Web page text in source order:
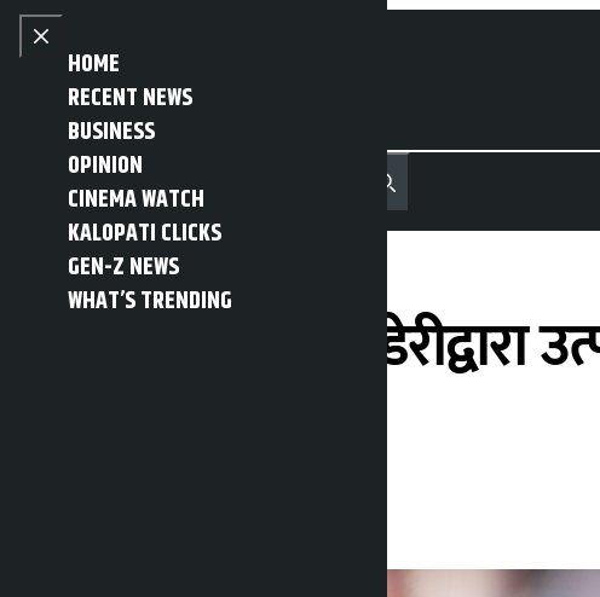
Skip to content
Close menu
HOME
RECENT NEWS
BUSINESS
OPINION
CINEMA WATCH
KALOPATI CLICKS
GEN-Z NEWS
WHAT’S TRENDING
Open main menu
MENU नेपाली Recent NewsTrending News
Search
पोखराको फिस्टेल डेरीद्वारा